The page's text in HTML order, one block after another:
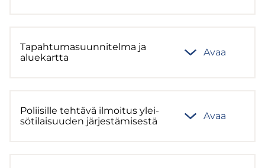
Ta­pah­tu­ma­suun­ni­tel­ma ja
alue­kart­ta
Avaa
Po­lii­sil­le teh­tä­vä il­moi­tus ylei­
sö­ti­lai­suu­den jär­jes­tä­mi­ses­tä
Avaa